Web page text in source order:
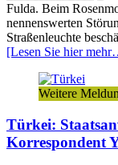
Fulda. Beim
nennenswerten
Straßenleuchte
[Lesen Sie hier
Weitere
Türkei:
Korrespondent